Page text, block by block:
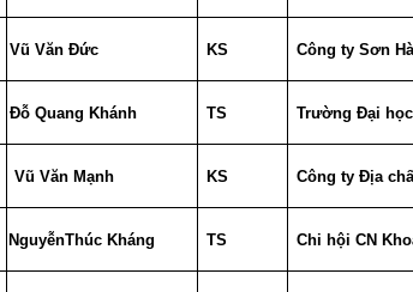
Vũ Văn Đức KS Công ty Sơn
Đỗ Quang Khánh TS Trường Đại
Vũ Văn Mạnh KS Công ty Địa
NguyễnThúc Kháng TS Chi hội CN